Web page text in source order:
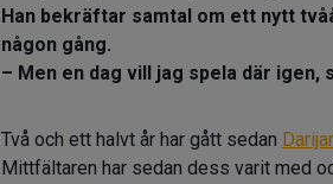
Han bekräftar samtal om ett nytt
någon gång.
– Men en dag vill jag spela där igen,
Två och ett halvt år har gått sedan
Mittfältaren har sedan dess varit med